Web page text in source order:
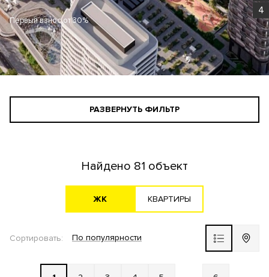
4
Первый взнос от 30%
РАЗВЕРНУТЬ ФИЛЬТР
Найдено 81 объект
ЖK KВАРТИРЫ
Сортировать: По популярности